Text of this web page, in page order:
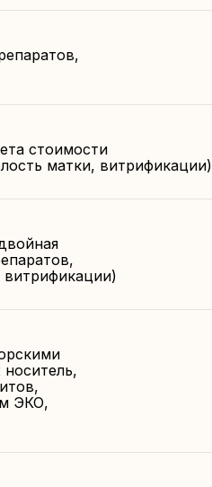
стоимости
матки, витрификации)
ЭКО,